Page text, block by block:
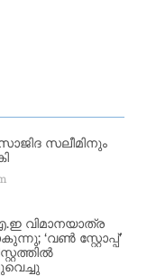
സലീമിനും
വിമാനയാത്ര
‘വൺ സ്റ്റോപ്പ്’